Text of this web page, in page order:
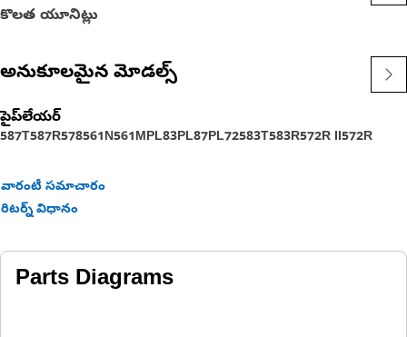
కొలత యూనిట్లు
అనుకూలమైన మోడల్స్
పైప్‌లేయర్
587T587R578561N561MPL83PL87PL72583T583R572R II572R
వారంటీ సమాచారం
రిటర్న్ విధానం
Parts Diagrams